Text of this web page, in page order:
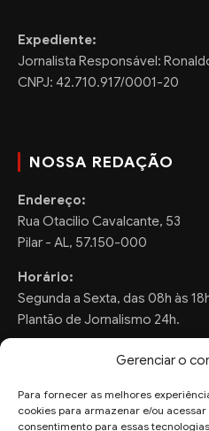
Gerenciar o
Para fornecer as melhores
cookies para armazenar e/ou
consentimento para essas
Expediente:
Jornalista Responsável:
CNPJ: 42.710.917/0001-20
NOSSA REDAÇÃO
Endereço:
Rua Otacilio Cavalcante, 53
Pilar - AL, 57.150-000
Horário:
Segunda a Sexta, das 08h às
Plantão de Jornalismo 24h.
FALE CONOSCO